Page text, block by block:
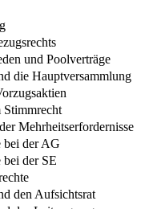
und Poolverträge
die Hauptversammlung
Mehrheitserfordernisse
bei der AG
der SE
den Aufsichtsrat